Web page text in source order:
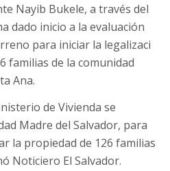
Nayib Bukele, a través del
dado inicio a la evaluación
para iniciar la legalizaci
familias de la comunidad
Ana.
de Vivienda se
Madre del Salvador, para
la propiedad de 126 familias
Noticiero El Salvador.